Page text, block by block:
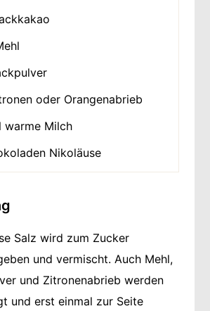
oder Orangenabrieb
warme Milch
Nikoläuse
Salz wird zum Zucker
und vermischt. Auch Mehl,
und Zitronenabrieb werden
und erst einmal zur Seite